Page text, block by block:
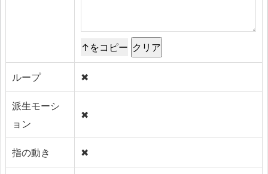
↑をコピー
ループ ✖
派生モーシ
ョン
✖
指の動き ✖